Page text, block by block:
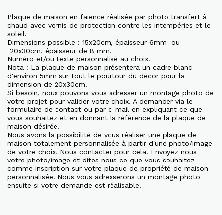
Plaque de maison en faïence réalisée par photo transfert à
chaud avec vernis de protection contre les intempéries et le
soleil.
Dimensions possible : 15x20cm, épaisseur 6mm ou
20x30cm, épaisseur de 8 mm.
Numéro et/ou texte personnalisé au choix.
Nota : La plaque de maison présentera un cadre blanc
d'environ 5mm sur tout le pourtour du décor pour la
dimension de 20x30cm.
Si besoin, nous pouvons vous adresser un montage photo de
votre projet pour valider votre choix. A demander via le
formulaire de contact ou par e-mail en expliquant ce que
vous souhaitez et en donnant la référence de la plaque de
maison désirée.
Nous avons la possibilité de vous réaliser une plaque de
maison totalement personnalisée à partir d'une photo/image
de votre choix. Nous contacter pour cela. Envoyez nous
votre photo/image et dites nous ce que vous souhaitez
comme inscription sur votre plaque de propriété de maison
personnalisée. Nous vous adresserons un montage photo
ensuite si votre demande est réalisable.